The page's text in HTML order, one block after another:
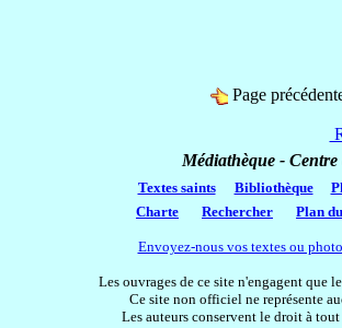
Page
Médiathèque -
Textes saints Bibliothèque
Charte
Rechercher Plan
Envoyez-nous vos textes ou
Les ouvrages de ce site n'engagent que
Ce site non officiel ne représente
Les auteurs conservent le droit à